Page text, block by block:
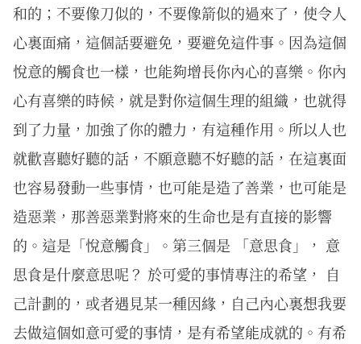
和的；不要像刀似的，不要像箭似的過來了，使令人
心裏面痛，這個話要避免，要避免這件事。因為這個
悅意的觸食也一樣，也能夠增長你內心的喜樂。你內
心有喜樂的時候，就是對你這個生理的組織，也就得
到了力量，加強了你的體力，有這種作用。所以人也
就歡喜聽好聽的話，不願意聽不好聽的話，在這裏面
也容易發動一些事情，也可能是造了善業，也可能是
造惡業，那善惡業對將來的生命也是有直接的影響
的。這是「悅意觸食」。第三個是 「意思食」， 意
思食是什麼意思呢？ 於可愛的事情專注的希望， 自
己計劃的，或者遇見某一種因緣，自己內心裏想我要
去做這個如意可愛的事情，是有希望能成就的。有希